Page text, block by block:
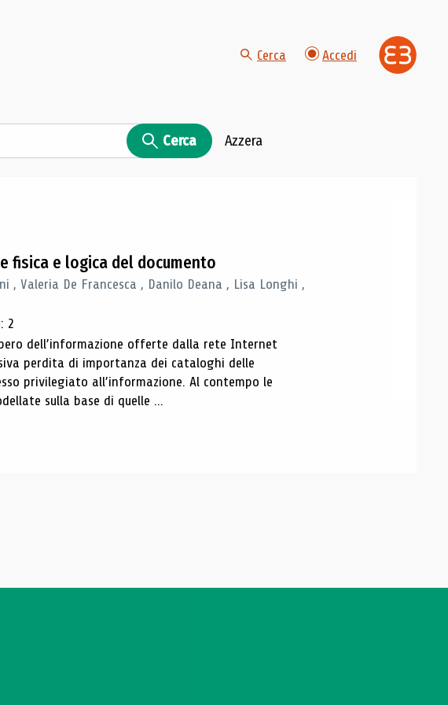
Cerca Accedi
Cerca Azzera
fisica e logica del documento
, Valeria De Francesca , Danilo Deana , Lisa Longhi ,
2
dell’informazione offerte dalla rete Internet
perdita di importanza dei cataloghi delle
privilegiato all’informazione. Al contempo le
sulla base di quelle ...